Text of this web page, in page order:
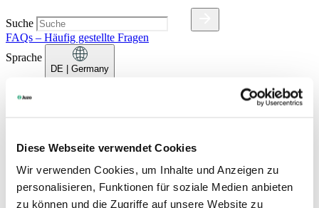
Diese Webseite verwendet Cookies
Wir verwenden Cookies, um Inhalte und Anzeigen zu
personalisieren, Funktionen für soziale Medien anbieten
zu können und die Zugriffe auf unsere Website zu
Suche
FAQs – Häufig gestellte Fragen
Sprache
DE | Germany
Español
Français (Belgique)
Italiano
Nederlands